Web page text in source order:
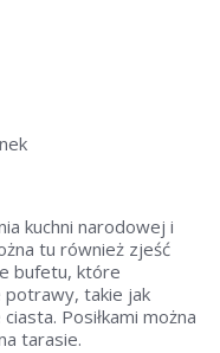
kuchni narodowej i
tu również zjeść
bufetu, które
potrawy, takie jak
Posiłkami można
tarasie.